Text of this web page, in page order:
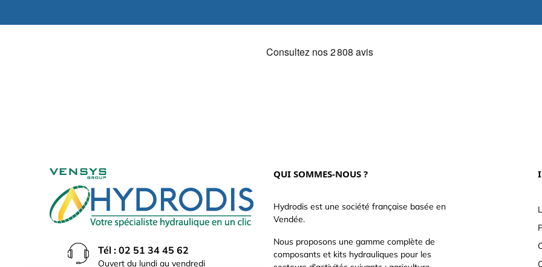
Tél : 02 51 34 45 62
Ouvert du lundi au vendredi
QUI SOMMES-NOUS ?
Hydrodis est une société française basée en
Vendée.
Nous proposons une gamme complète de
composants et kits hydrauliques pour les